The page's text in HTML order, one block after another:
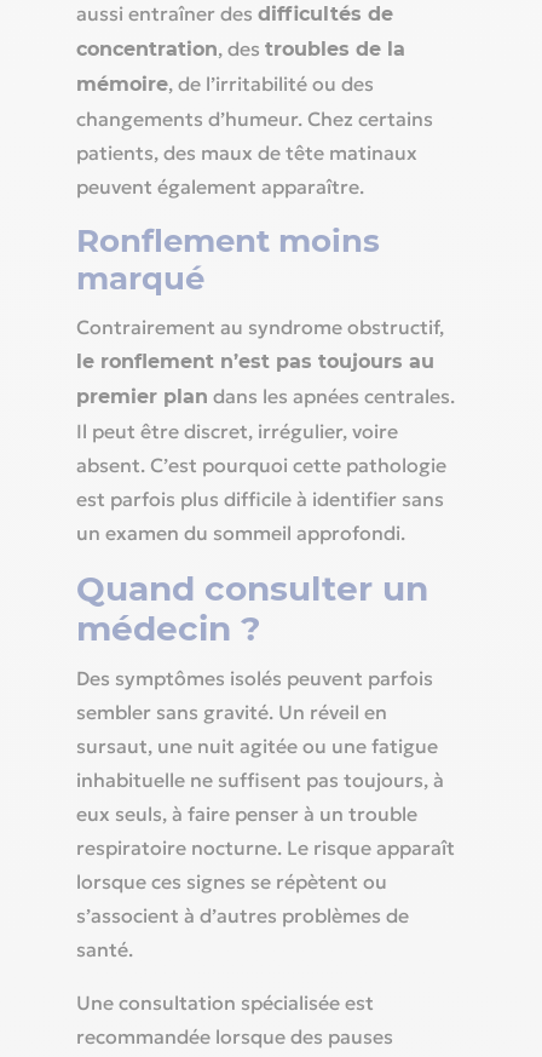
aussi entraîner des difficultés de
concentration, des troubles de la
mémoire, de l’irritabilité ou des
changements d’humeur. Chez certains
patients, des maux de tête matinaux
peuvent également apparaître.
Ronflement moins
marqué
Contrairement au syndrome obstructif,
le ronflement n’est pas toujours au
premier plan dans les apnées centrales.
Il peut être discret, irrégulier, voire
absent. C’est pourquoi cette pathologie
est parfois plus difficile à identifier sans
un examen du sommeil approfondi.
Quand consulter un
médecin ?
Des symptômes isolés peuvent parfois
sembler sans gravité. Un réveil en
sursaut, une nuit agitée ou une fatigue
inhabituelle ne suffisent pas toujours, à
eux seuls, à faire penser à un trouble
respiratoire nocturne. Le risque apparaît
lorsque ces signes se répètent ou
s’associent à d’autres problèmes de
santé.
Une consultation spécialisée est
recommandée lorsque des pauses